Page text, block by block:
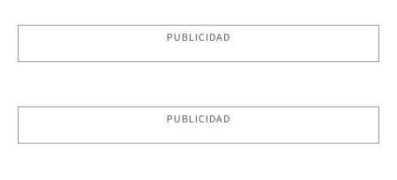
PUBLICIDAD
PUBLICIDAD